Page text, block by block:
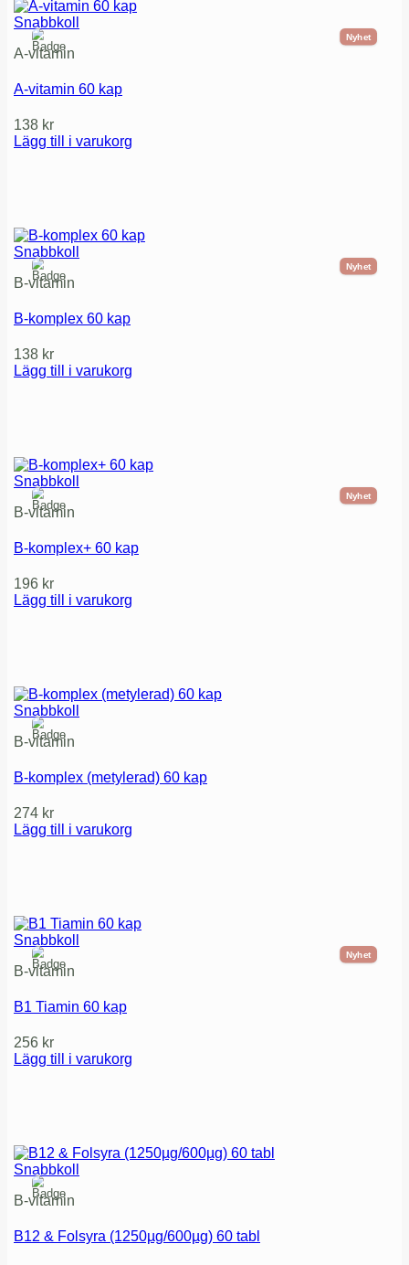
Nyhet
Snabbkoll
A-vitamin
A-vitamin 60 kap
138 kr
Lägg till i varukorg
Nyhet
Snabbkoll
B-vitamin
B-komplex 60 kap
138 kr
Lägg till i varukorg
Nyhet
Snabbkoll
B-vitamin
B-komplex+ 60 kap
196 kr
Lägg till i varukorg
Snabbkoll
B-vitamin
B-komplex (metylerad) 60 kap
274 kr
Lägg till i varukorg
Nyhet
Snabbkoll
B-vitamin
B1 Tiamin 60 kap
256 kr
Lägg till i varukorg
Snabbkoll
B-vitamin
B12 & Folsyra (1250µg/600µg) 60 tabl